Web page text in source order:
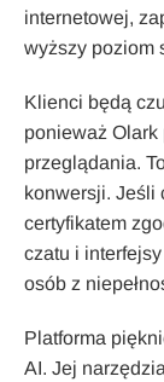
internetowej,
wyższy poziom
Klienci będą
ponieważ
przeglądania.
konwersji. Jeśli
certyfikatem
czatu i
osób z
Platforma
AI. Jej